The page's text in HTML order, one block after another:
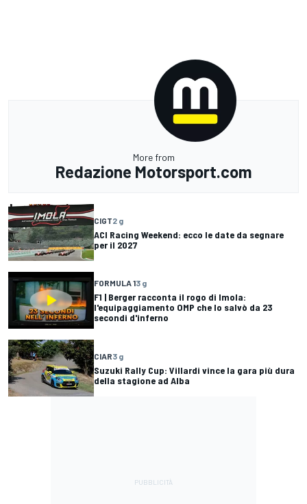
More from
Redazione Motorsport.com
CIGT2 g
ACI Racing Weekend: ecco le date da segnare
per il 2027
FORMULA 13 g
F1 | Berger racconta il rogo di Imola:
l'equipaggiamento OMP che lo salvò da 23
secondi d'inferno
CIAR3 g
Suzuki Rally Cup: Villardi vince la gara più dura
della stagione ad Alba